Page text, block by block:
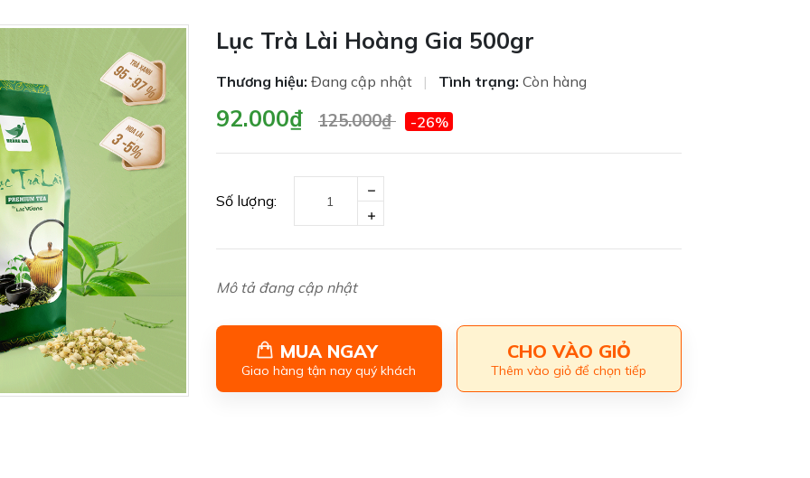
Lục Trà Lài Hoàng Gia 500gr
Thương hiệu: Đang cập nhật | Tình trạng: Còn hàng
92.000₫ 125.000₫ -26%
Số lượng:
Mô tả đang cập nhật
MUA NGAY
Giao hàng tận nay quý khách
CHO VÀO GIỎ
Thêm vào giỏ để chọn tiếp